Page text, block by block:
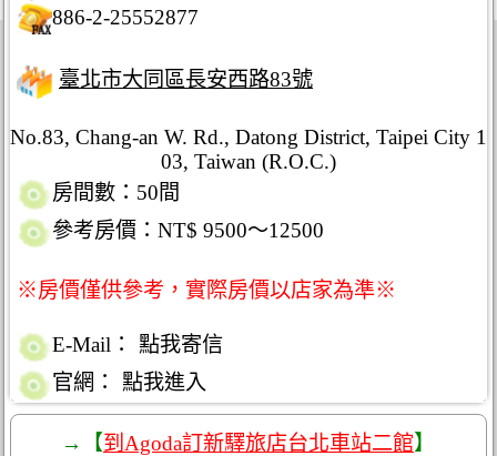
886-2-25552877
臺北市大同區長安西路83號
No.83, Chang-an W. Rd., Datong District, Taipei City 1
03, Taiwan (R.O.C.)
房間數：50間
參考房價：NT$ 9500～12500
※房價僅供參考，實際房價以店家為準※
E-Mail：
點我寄信
官網：
點我進入
→【到Agoda訂新驛旅店台北車站二館】